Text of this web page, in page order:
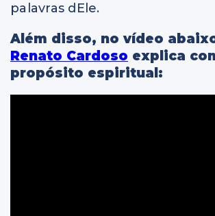
palavras dEle.
Além disso, no vídeo
Renato Cardoso explica
propósito espiritual: